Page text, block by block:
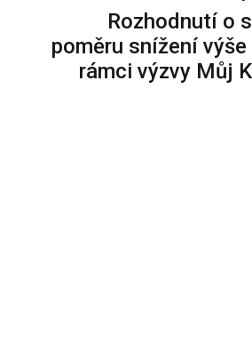
Rozhodnutí o
poměru snížení
rámci výzvy Můj